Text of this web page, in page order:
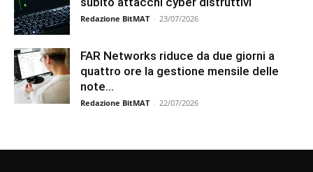
Redazione BitMAT - 23/07/2026
FAR Networks riduce da due giorni a
quattro ore la gestione mensile delle
note...
Redazione BitMAT - 22/07/2026